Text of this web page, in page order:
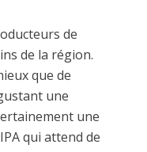
de
de la région.
que de
une
une
qui attend de